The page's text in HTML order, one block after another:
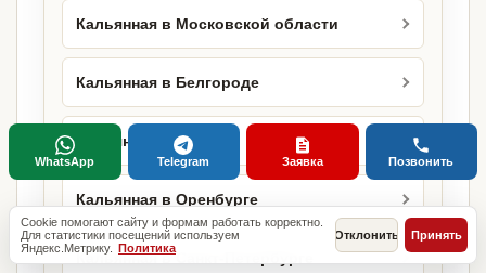
Кальянная в Московской области
Кальянная в Белгороде
Кальянная в Липецке
Кальянная в Оренбурге
Кальянная в Санкт-Петербурге
Cookie помогают сайту и формам работать корректно.
Для статистики посещений используем
Яндекс.Метрику. Политика
Отклонить Принять
WhatsApp Telegram Заявка Позвонить